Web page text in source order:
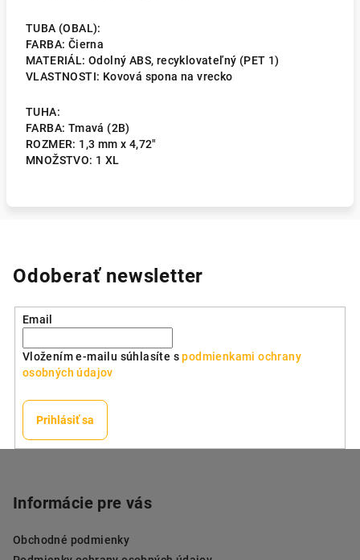
TUBA (OBAL):
FARBA: Čierna
MATERIÁL: Odolný ABS, recyklovateľný (PET 1)
VLASTNOSTI: Kovová spona na vrecko
TUHA:
FARBA: Tmavá (2B)
ROZMER: 1,3 mm x 4,72"
MNOŽSTVO: 1 XL
Odoberať newsletter
Email
Vložením e-mailu súhlasíte spodmienkami ochrany
osobných údajov
Prihlásiť sa
Informácie pre vás
Obchodné podmienky